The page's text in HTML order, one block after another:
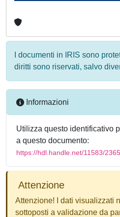
I documenti in IRIS sono
diritti sono riservati, salvo
Informazioni
Utilizza questo identificativo
a questo documento:
https://hdl.handle.net/11583/
Attenzione
Attenzione! I dati visualizzati
sottoposti a validazione da